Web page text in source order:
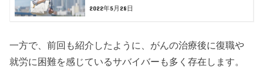
2022年5月28日
一方で、前回も紹介したように、がんの治療後に復職や
就労に困難を感じているサバイバーも多く存在します。